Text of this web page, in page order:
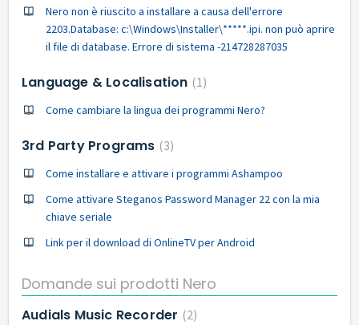
Nero non è riuscito a installare a causa dell'errore
2203.Database: c:\Windows\Installer\*****.ipi. non può aprire
il file di database. Errore di sistema -214728287035
Language & Localisation 1
Come cambiare la lingua dei programmi Nero?
3rd Party Programs 3
Come installare e attivare i programmi Ashampoo
Come attivare Steganos Password Manager 22 con la mia
chiave seriale
Link per il download di OnlineTV per Android
Domande sui prodotti Nero
Audials Music Recorder 2